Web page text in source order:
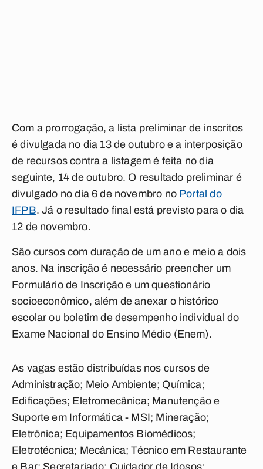
Com a prorrogação, a lista preliminar de inscritos
é divulgada no dia 13 de outubro e a interposição
de recursos contra a listagem é feita no dia
seguinte, 14 de outubro. O resultado preliminar é
divulgado no dia 6 de novembro no Portal do
IFPB. Já o resultado final está previsto para o dia
12 de novembro.
São cursos com duração de um ano e meio a dois
anos. Na inscrição é necessário preencher um
Formulário de Inscrição e um questionário
socioeconômico, além de anexar o histórico
escolar ou boletim de desempenho individual do
Exame Nacional do Ensino Médio (Enem).
As vagas estão distribuídas nos cursos de
Administração; Meio Ambiente; Química;
Edificações; Eletromecânica; Manutenção e
Suporte em Informática - MSI; Mineração;
Eletrônica; Equipamentos Biomédicos;
Eletrotécnica; Mecânica; Técnico em Restaurante
e Bar; Secretariado; Cuidador de Idosos;